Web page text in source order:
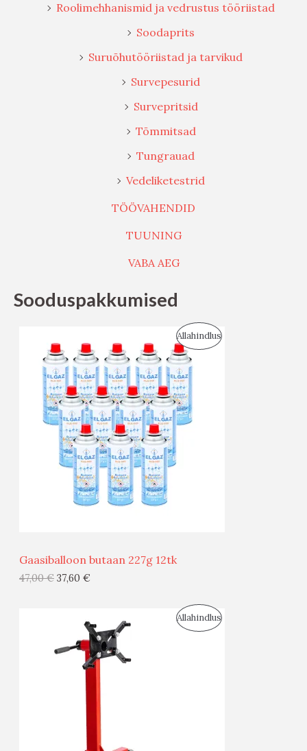
Roolimehhanismid ja vedrustus tööriistad
Soodaprits
Suruõhutööriistad ja tarvikud
Survepesurid
Survepritsid
Tõmmitsad
Tungrauad
Vedeliketestrid
TÖÖVAHENDID
TUUNING
VABA AEG
Sooduspakkumised
AllahindlusS
S
Gaasiballoon butaan 227g 12tk
47,00€ 37,60 €
AllahindlusS